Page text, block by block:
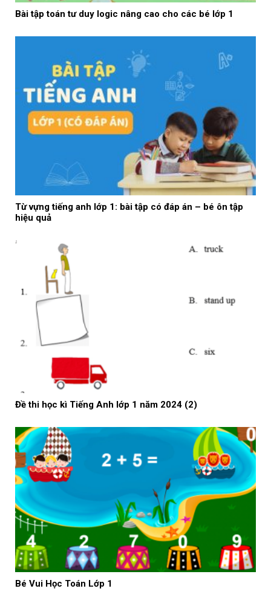
Bài tập toán tư duy logic nâng cao cho các bé lớp 1
Từ vựng tiếng anh lớp 1: bài tập có đáp án – bé ôn tập
hiệu quả
Đề thi học kì Tiếng Anh lớp 1 năm 2024 (2)
Bé Vui Học Toán Lớp 1